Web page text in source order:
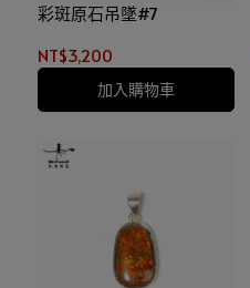
彩斑原石吊墜#7
NT$3,200
加入購物車